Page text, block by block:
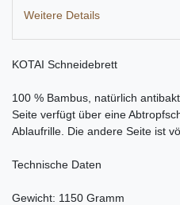
Weitere Details
KOTAI Schneidebrett
100 % Bambus, natürlich
Seite verfügt über eine
Ablaufrille. Die andere Seite ist
Technische Daten
Gewicht: 1150 Gramm